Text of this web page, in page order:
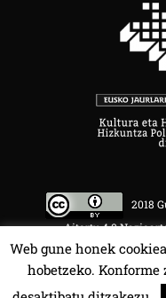
2018
Aitortu 4.0
Web gune honek
hobetzeko. Konforme